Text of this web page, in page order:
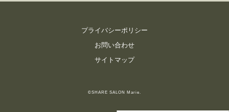
プライバシーポリシー
お問い合わせ
サイトマップ
©SHARE SALON Marie.